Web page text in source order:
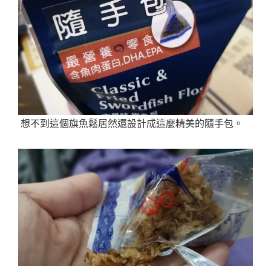
想不到這個旗魚鬆居然還設計成這麼精美的隨手包。